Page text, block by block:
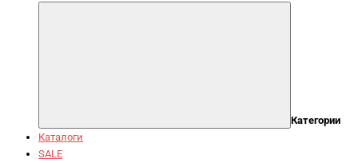
Категории
Каталоги
SALE